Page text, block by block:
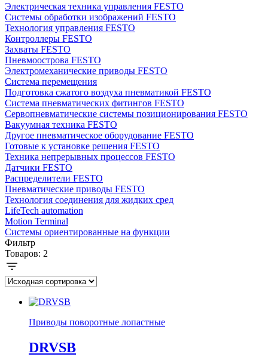
Электрическая техника управления FESTO
Системы обработки изображений FESTO
Технология управления FESTO
Контроллеры FESTO
Захваты FESTO
Пневмоострова FESTO
Электромеханические приводы FESTO
Система перемещения
Подготовка сжатого воздуха пневматикой FESTO
Система пневматических фитингов FESTO
Сервопневматические системы позиционирования FESTO
Вакуумная техника FESTO
Другое пневматическое оборудование FESTO
Готовые к установке решения FESTO
Техника непрерывных процессов FESTO
Датчики FESTO
Распределители FESTO
Пневматические приводы FESTO
Технология соединения для жидких сред
LifeTech automation
Motion Terminal
Системы ориентированные на функции
Фильтр
Товаров: 2
Приводы поворотные лопастные
DRVSB